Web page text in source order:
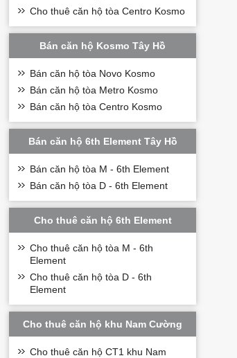
Cho thuê căn hộ tòa Centro Kosmo
Bán căn hộ Kosmo Tây Hồ
Bán căn hộ tòa Novo Kosmo
Bán căn hộ tòa Metro Kosmo
Bán căn hộ tòa Centro Kosmo
Bán căn hộ 6th Element Tây Hồ
Bán căn hộ tòa M - 6th Element
Bán căn hộ tòa D - 6th Element
Cho thuê căn hộ 6th Element
Cho thuê căn hộ tòa M - 6th
Element
Cho thuê căn hộ tòa D - 6th
Element
Cho thuê căn hộ khu Nam Cường
Cho thuê căn hộ CT1 khu Nam